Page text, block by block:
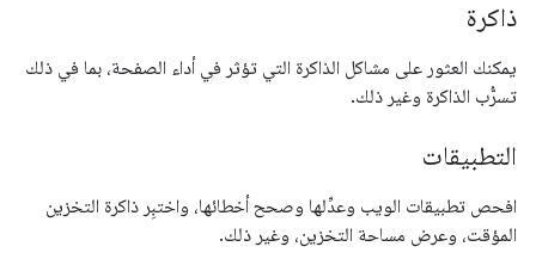
ذاكرة
يمكنك العثور على مشاكل الذاكرة التي تؤثر في أداء الصفحة، بما في ذلك
تسرُّب الذاكرة وغير ذلك.
التطبيقات
افحص تطبيقات الويب وعدِّلها وصحح أخطائها، واختبِر ذاكرة التخزين
المؤقت، وعرض مساحة التخزين، وغير ذلك.